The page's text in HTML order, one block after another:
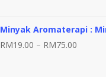
Minyak Aromaterapi :
RM19.00 – RM75.00